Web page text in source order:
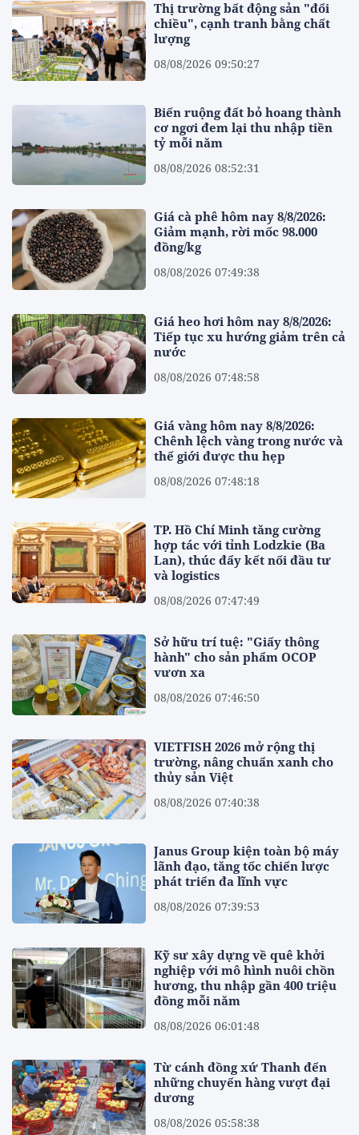
Thị trường bất động sản "đổi
chiều", cạnh tranh bằng chất
lượng
08/08/2026 09:50:27
Biến ruộng đất bỏ hoang thành
cơ ngơi đem lại thu nhập tiền
tỷ mỗi năm
08/08/2026 08:52:31
Giá cà phê hôm nay 8/8/2026:
Giảm mạnh, rời mốc 98.000
đồng/kg
08/08/2026 07:49:38
Giá heo hơi hôm nay 8/8/2026:
Tiếp tục xu hướng giảm trên cả
nước
08/08/2026 07:48:58
Giá vàng hôm nay 8/8/2026:
Chênh lệch vàng trong nước và
thế giới được thu hẹp
08/08/2026 07:48:18
TP. Hồ Chí Minh tăng cường
hợp tác với tỉnh Lodzkie (Ba
Lan), thúc đẩy kết nối đầu tư
và logistics
08/08/2026 07:47:49
Sở hữu trí tuệ: "Giấy thông
hành" cho sản phẩm OCOP
vươn xa
08/08/2026 07:46:50
VIETFISH 2026 mở rộng thị
trường, nâng chuẩn xanh cho
thủy sản Việt
08/08/2026 07:40:38
Janus Group kiện toàn bộ máy
lãnh đạo, tăng tốc chiến lược
phát triển đa lĩnh vực
08/08/2026 07:39:53
Kỹ sư xây dựng về quê khởi
nghiệp với mô hình nuôi chồn
hương, thu nhập gần 400 triệu
đồng mỗi năm
08/08/2026 06:01:48
Từ cánh đồng xứ Thanh đến
những chuyến hàng vượt đại
dương
08/08/2026 05:58:38